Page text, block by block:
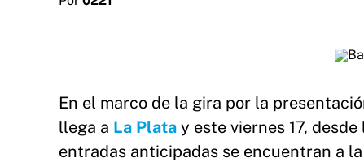
En el marco de la gira por la
llega a La Plata y este viernes 17,
entradas anticipadas se encuentran a